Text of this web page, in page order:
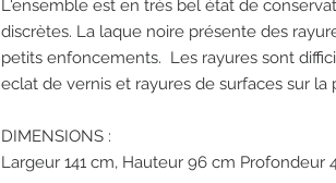
L'ensemble est en très bel état de
discrètes. La laque noire présente des
petits enfoncements. Les rayures sont
eclat de vernis et rayures de surfaces sur la
DIMENSIONS :
Largeur 141 cm, Hauteur 96 cm Profondeur